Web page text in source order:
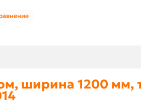
ширина 1200 мм,